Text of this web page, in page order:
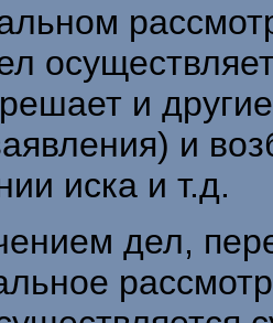
и
и
иска и т.д.
дел,